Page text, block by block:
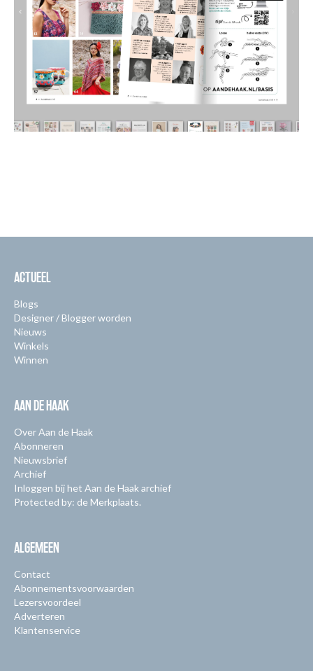
ACTUEEL
Blogs
Designer / Blogger worden
Nieuws
Winkels
Winnen
AAN DE HAAK
Over Aan de Haak
Abonneren
Nieuwsbrief
Archief
Inloggen bij het Aan de Haak archief
Protected by: de Merkplaats.
ALGEMEEN
Contact
Abonnementsvoorwaarden
Lezersvoordeel
Adverteren
Klantenservice